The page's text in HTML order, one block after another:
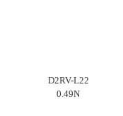
D2RV-L22
0.49N